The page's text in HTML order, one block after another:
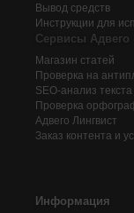
Вывод средств
Инструкции для
Сервисы Адвего
Магазин статей
Проверка на
SEO-анализ текста
Проверка
Адвего Лингвист
Заказ контента и
Информация